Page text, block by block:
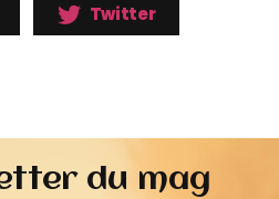
Twitter
du mag